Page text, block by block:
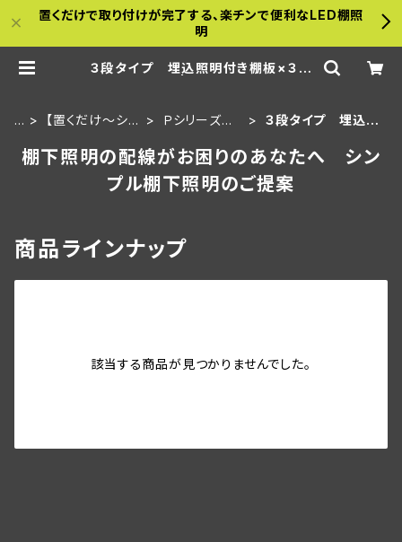
置くだけで取り付けが完了する、楽チンで便利なLED棚照
明
３段タイプ 埋込照明付き棚板×３枚
H
M
【置くだけ～シリ
用セット
Ｐシリーズ 3
タイプ
３段タイプ 埋込照
棚板
棚下照明の配線がお困りのあなたへ シン
プル棚下照明のご提案
商品ラインナップ
該当する商品が見つかりませんでした。